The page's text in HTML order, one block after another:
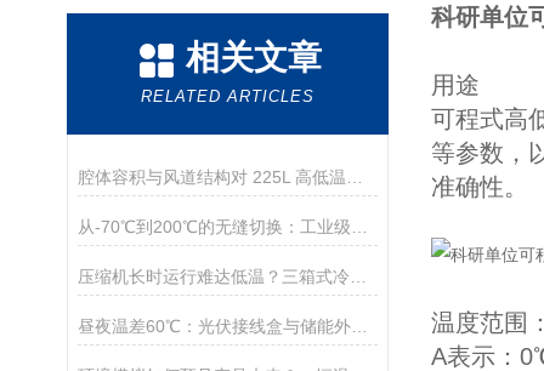
相关文章
RELATED ARTICLES
昼夜温差60℃：光伏接线盒与储能外壳如何防龟裂防短路？
科研单位
用途
可程式高
等参数，
准确性。
温度范围
A表示：